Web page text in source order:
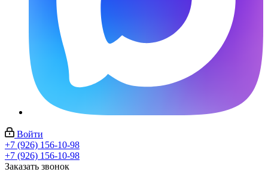
Войти
+7 (926) 156-10-98
+7 (926) 156-10-98
Заказать звонок